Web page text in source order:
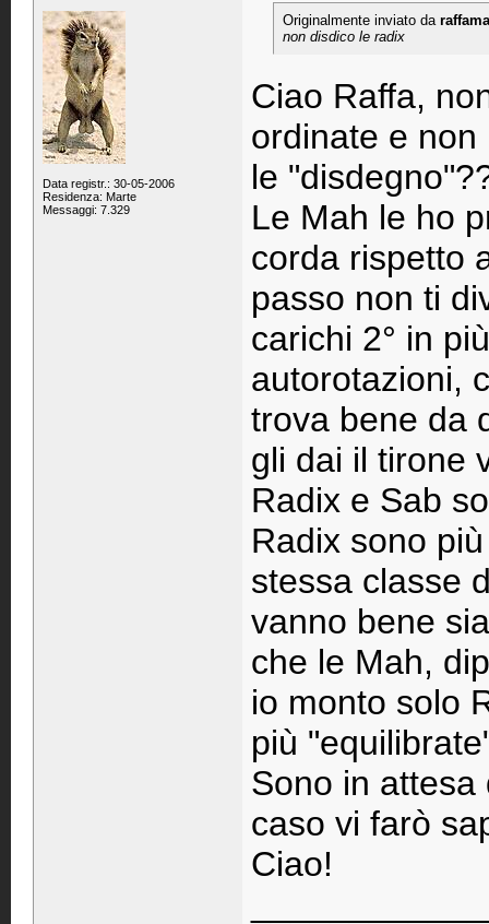
Data registr.: 30-05-2006
Residenza: Marte
Messaggi: 7.329
Originalmente inviato da
non disdico le radix
Ciao Raffa,
ordinate e
le
Le Mah le ho
corda rispetto
passo non ti
carichi 2° in
autorotazioni,
trova bene da
gli dai il tirone
Radix e Sab
Radix sono
stessa classe
vanno bene
che le Mah,
io monto solo
più
Sono in attesa
caso vi farò
Ciao!